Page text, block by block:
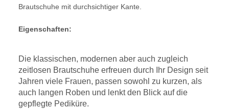
Brautschuhe mit durchsichtiger Kante.
Eigenschaften:
Die klassischen, modernen aber auch zugleich
zeitlosen Brautschuhe erfreuen durch Ihr Design seit
Jahren viele Frauen, passen sowohl zu kurzen, als
auch langen Roben und lenkt den Blick auf die
gepflegte Pediküre.